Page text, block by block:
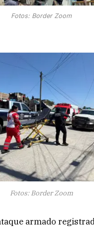
Fotos: Border Zoom
Fotos: Border Zoom
armado